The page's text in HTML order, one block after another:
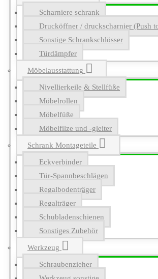
Scharniere schrank
Drucköffner / druckscharnier (Push
Sonstige Schrankschlösser
Türdämpfer
Möbelausstattung
Nivellierkeile & Stellfüße
Möbelrollen
Möbelfüße
Möbelfilze und -gleiter
Schrank Montageteile
Eckverbinder
Tür-Spannbeschlägen
Regalbodenträger
Regalträger
Schubladenschienen
Sonstiges Zubehör
Werkzeug
Schraubenzieher